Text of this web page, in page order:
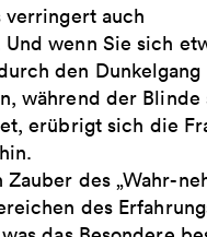
verringert auch
Und wenn Sie sich
den Dunkelgang
während der Blinde
erübrigt sich die
des „Wahr-
des